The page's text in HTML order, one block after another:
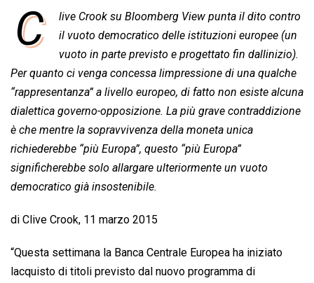
c
e
o
o
k
a
t
s
A
p
p
n
k
e
d
I
n
r
e
a
d
s
a
i
l
p
y
L
i
n
k
i
n
t
C
live Crook su Bloomberg View punta il dito contro
il vuoto democratico delle istituzioni europee (un
vuoto in parte previsto e progettato fin dallinizio).
Per quanto ci venga concessa limpressione di una qualche
“rappresentanza” a livello europeo, di fatto non esiste alcuna
dialettica governo-opposizione. La più grave contraddizione
è che mentre la sopravvivenza della moneta unica
richiederebbe “più Europa”, questo “più Europa”
significherebbe solo allargare ulteriormente un vuoto
democratico già insostenibile.
di Clive Crook, 11 marzo 2015
“Questa settimana la Banca Centrale Europea ha iniziato
lacquisto di titoli previsto dal nuovo programma di